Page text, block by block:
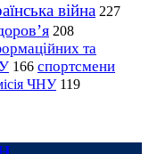
війна 227
208
та
166 спортсмени
ЧНУ 119